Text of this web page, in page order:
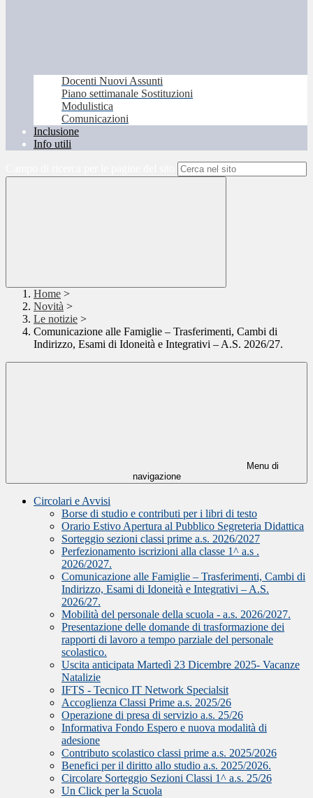
Docenti Nuovi Assunti
Piano settimanale Sostituzioni
Modulistica
Comunicazioni
Inclusione
Info utili
Home >
Novità >
Le notizie >
Comunicazione alle Famiglie – Trasferimenti, Cambi di
Indirizzo, Esami di Idoneità e Integrativi – A.S. 2026/27.
Menu di
navigazione
Circolari e Avvisi
Borse di studio e contributi per i libri di testo
Orario Estivo Apertura al Pubblico Segreteria Didattica
Sorteggio sezioni classi prime a.s. 2026/2027
Perfezionamento iscrizioni alla classe 1^ a.s .
2026/2027.
Comunicazione alle Famiglie – Trasferimenti, Cambi di
Indirizzo, Esami di Idoneità e Integrativi – A.S.
2026/27.
Mobilità del personale della scuola - a.s. 2026/2027.
Presentazione delle domande di trasformazione dei
rapporti di lavoro a tempo parziale del personale
scolastico.
Uscita anticipata Martedì 23 Dicembre 2025- Vacanze
Natalizie
IFTS - Tecnico IT Network Specialsit
Accoglienza Classi Prime a.s. 2025/26
Operazione di presa di servizio a.s. 25/26
Informativa Fondo Espero e nuova modalità di
adesione
Contributo scolastico classi prime a.s. 2025/2026
Benefici per il diritto allo studio a.s. 2025/2026.
Circolare Sorteggio Sezioni Classi 1^ a.s. 25/26
Un Click per la Scuola